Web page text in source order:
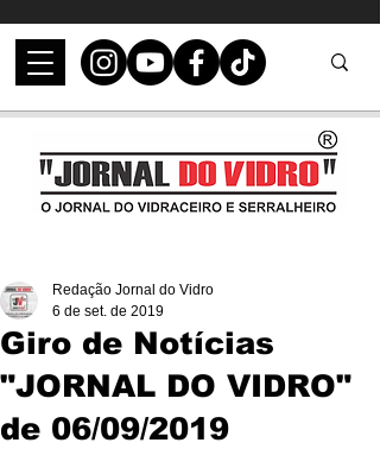
Giro de Notícias
"JORNAL DO VIDRO"
de 06/09/2019
Redação Jornal do Vidro
6 de set. de 2019